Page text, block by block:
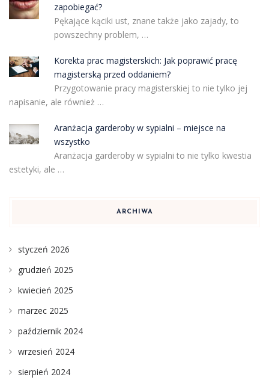
zapobiegać?
Pękające kąciki ust, znane także jako zajady, to
powszechny problem, …
Korekta prac magisterskich: Jak poprawić pracę
magisterską przed oddaniem?
Przygotowanie pracy magisterskiej to nie tylko jej
napisanie, ale również …
Aranżacja garderoby w sypialni – miejsce na
wszystko
Aranżacja garderoby w sypialni to nie tylko kwestia
estetyki, ale …
ARCHIWA
styczeń 2026
grudzień 2025
kwiecień 2025
marzec 2025
październik 2024
wrzesień 2024
sierpień 2024